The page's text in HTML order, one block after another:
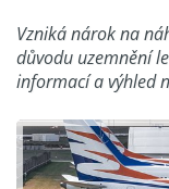
Vzniká nárok na
důvodu uzemnění
informací a výhled